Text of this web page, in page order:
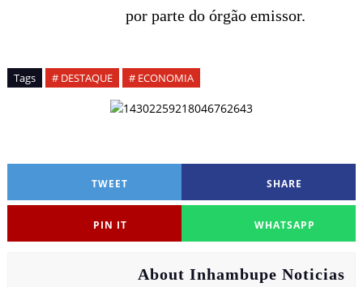
por parte do órgão emissor.
Tags # DESTAQUE # ECONOMIA
TWEET SHARE
PIN IT WHATSAPP
About Inhambupe Noticias